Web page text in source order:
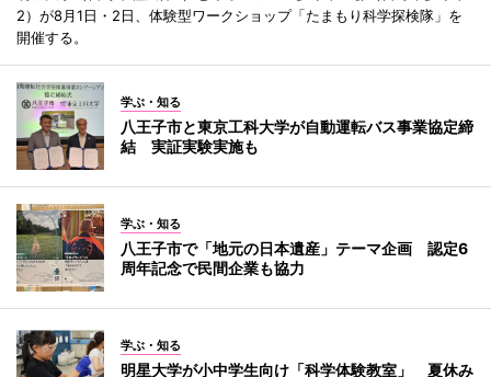
2）が8月1日・2日、体験型ワークショップ「たまもり科学探検隊」を
開催する。
学ぶ・知る
八王子市と東京工科大学が自動運転バス事業協定締
結 実証実験実施も
学ぶ・知る
八王子市で「地元の日本遺産」テーマ企画 認定6
周年記念で民間企業も協力
学ぶ・知る
明星大学が小中学生向け「科学体験教室」 夏休み